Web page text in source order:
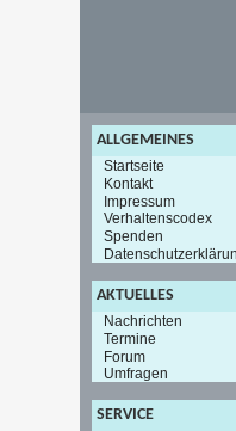
ALLGEMEINES
Startseite
Kontakt
Impressum
Verhaltenscodex
Spenden
AKTUELLES
Nachrichten
Termine
Forum
Umfragen
SERVICE